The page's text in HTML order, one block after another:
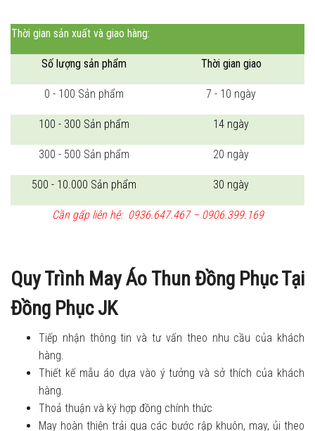
Thời gian sản xuất và giao hàng:
Số lượng sản phẩm Thời gian giao
0 - 100 Sản phẩm 7 - 10 ngày
100 - 300 Sản phẩm 14 ngày
300 - 500 Sản phẩm 20 ngày
500 - 10.000 Sản phẩm 30 ngày
Cần gấp liên hệ: 0936.647.467 – 0906.399.169
Quy Trình May Áo Thun Đồng Phục Tại
Đồng Phục JK
Tiếp nhận thông tin và tư vấn theo nhu cầu của khách
hàng.
Thiết kế mẫu áo dựa vào ý tưởng và sở thích của khách
hàng.
Thoả thuận và ký hợp đồng chính thức
May hoàn thiện trải qua các bước rập khuôn, may, ủi theo